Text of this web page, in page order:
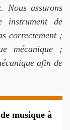
Nous assurons
instrument de
correctement ;
mécanique ;
afin de
musique à